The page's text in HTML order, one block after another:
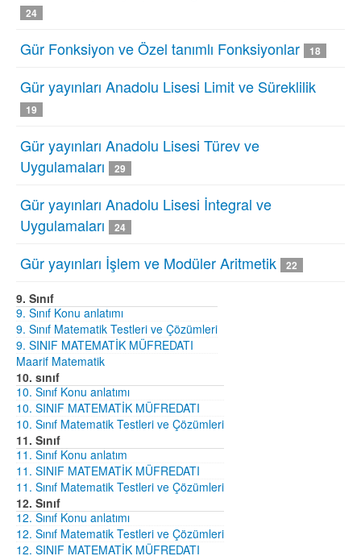
24
Gür Fonksiyon ve Özel tanımlı Fonksiyonlar 18
Gür yayınları Anadolu Lisesi Limit ve Süreklilik
19
Gür yayınları Anadolu Lisesi Türev ve
Uygulamaları
29
Gür yayınları Anadolu Lisesi İntegral ve
Uygulamaları
24
Gür yayınları İşlem ve Modüler Aritmetik 22
9. Sınıf
9. Sınıf Konu anlatımı
9. Sınıf Matematik Testleri ve Çözümleri
9. SINIF MATEMATİK MÜFREDATI
Maarif Matematik
10. sınıf
10. Sınıf Konu anlatımı
10. SINIF MATEMATİK MÜFREDATI
10. Sınıf Matematik Testleri ve Çözümleri
11. Sınıf
11. Sınıf Konu anlatım
11. SINIF MATEMATİK MÜFREDATI
11. Sınıf Matematik Testleri ve Çözümleri
12. Sınıf
12. Sınıf Konu anlatımı
12. Sınıf Matematik Testleri ve Çözümleri
12. SINIF MATEMATİK MÜFREDATI